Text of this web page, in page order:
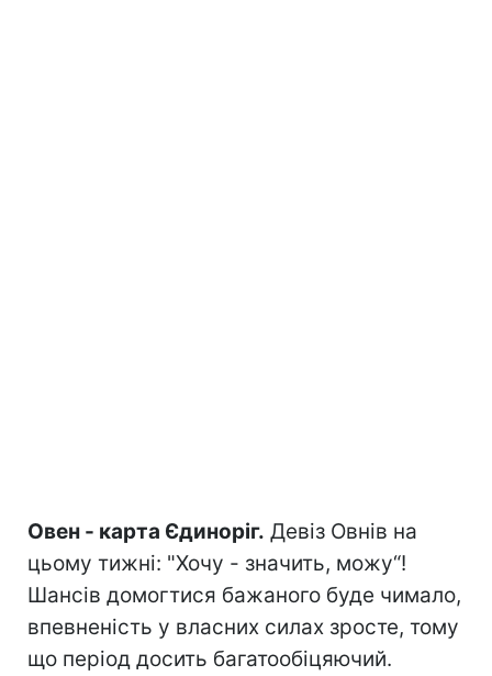
Овен - карта Єдиноріг. Девіз Овнів на
цьому тижні: "Хочу - значить, можу“!
Шансів домогтися бажаного буде чимало,
впевненість у власних силах зросте, тому
що період досить багатообіцяючий.